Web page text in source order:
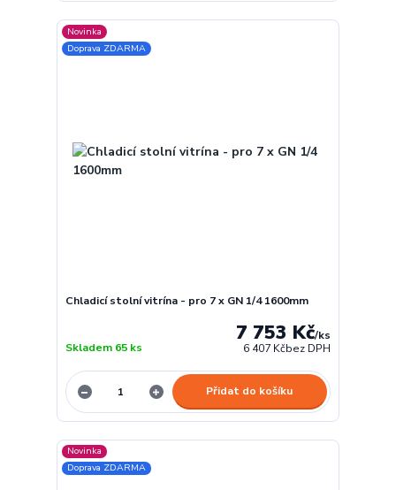
Novinka
Doprava ZDARMA
Chladicí stolní vitrína - pro 7 x GN 1/4 1600mm
7 753 Kč/ks
6 407 Kčbez DPH
Skladem 65 ks
Přidat do košíku
Novinka
Doprava ZDARMA